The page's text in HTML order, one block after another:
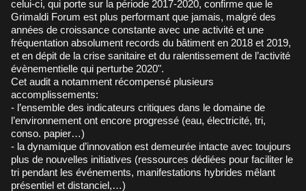
celui-ci, qui porte sur la période 2017-2020, confirme que le
Grimaldi Forum est plus performant que jamais, malgré des
années de croissance constante avec une activité et une
fréquentation absolument records du bâtiment en 2018 et 2019,
et en dépit de la crise sanitaire et du ralentissement de l’activité
évènementielle qui perturbe 2020".
Cet audit a notamment récompensé plusieurs
accomplissements:
- l’ensemble des indicateurs critiques dans le domaine de
l’environnement ont encore progressé (eau, électricité, tri,
conso. papier…)
- la dynamique d’innovation est demeurée intacte avec toujours
plus de nouvelles initiatives (ressources dédiées pour faciliter le
tri pendant les événements, manifestations hybrides mêlant
présentiel et distanciel,…)